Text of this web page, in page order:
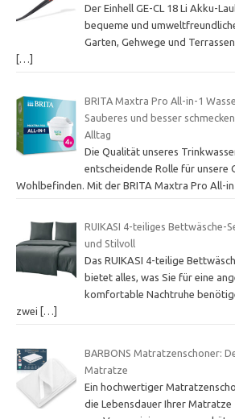
Der Einhell GE-CL 18 Li Akku-
bequeme und
Garten, Gehwege und
[…]
BRITA Maxtra Pro All-in-1
Sauberes und besser
Alltag
Die Qualität unseres
entscheidende Rolle für unsere
Wohlbefinden. Mit der BRITA Maxtra Pro All-
RUIKASI 4-teiliges Bettwäsche-
und Stilvoll
Das RUIKASI 4-teilige
bietet alles, was Sie für eine
komfortable Nachtruhe
zwei
[…]
BARBONS Matratzenschoner:
Matratze
Ein hochwertiger
die Lebensdauer Ihrer Matratze